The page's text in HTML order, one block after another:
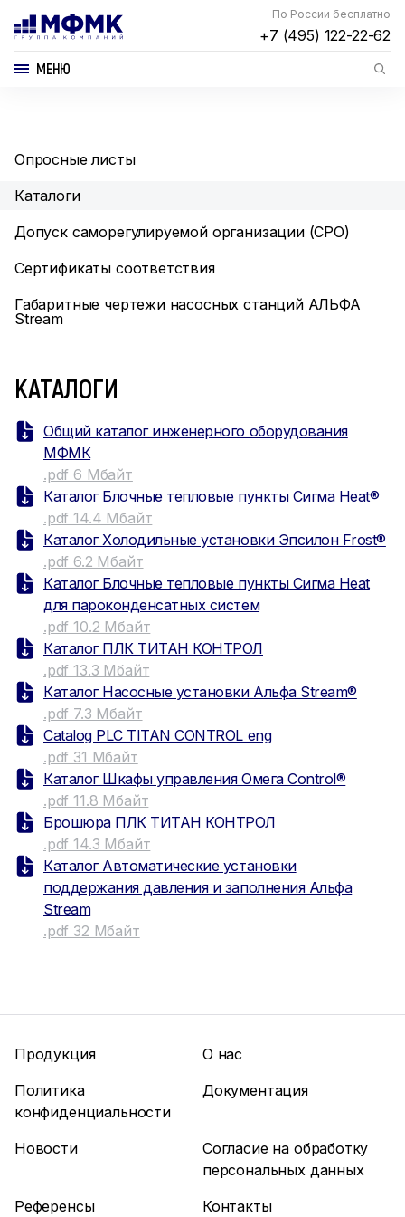
По России бесплатно
+7 (495) 122-22-62
МЕНЮ
Опросные листы
Каталоги
Допуск саморегулируемой организации (СРО)
Сертификаты соответствия
Габаритные чертежи насосных станций АЛЬФА
Stream
КАТАЛОГИ
Общий каталог инженерного оборудования
МФМК
.pdf 6 Мбайт
Каталог Блочные тепловые пункты Сигма Heat®
.pdf 14.4 Мбайт
Каталог Холодильные установки Эпсилон Frost®
.pdf 6.2 Мбайт
Каталог Блочные тепловые пункты Сигма Heat
для пароконденсатных систем
.pdf 10.2 Мбайт
Каталог ПЛК ТИТАН КОНТРОЛ
.pdf 13.3 Мбайт
Каталог Насосные установки Альфа Stream®
.pdf 7.3 Мбайт
Catalog PLC TITAN CONTROL eng
.pdf 31 Мбайт
Каталог Шкафы управления Омега Control®
.pdf 11.8 Мбайт
Брошюра ПЛК ТИТАН КОНТРОЛ
.pdf 14.3 Мбайт
Каталог Автоматические установки
поддержания давления и заполнения Альфа
Stream
.pdf 32 Мбайт
Продукция
О нас
Политика
конфиденциальности
Документация
Новости
Согласие на обработку
персональных данных
Референсы
Контакты